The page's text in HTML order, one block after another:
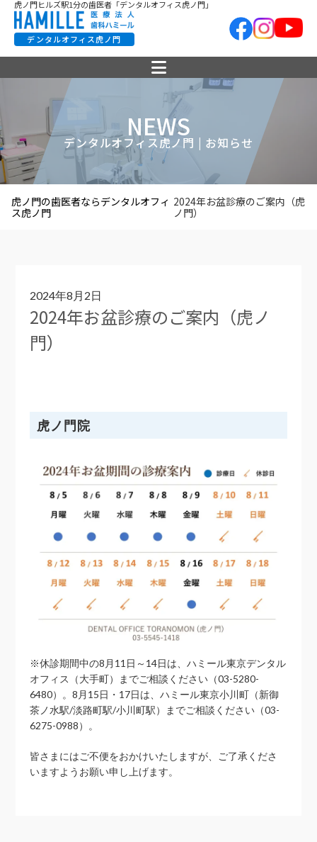
虎ノ門ヒルズ駅1分の歯医者「デンタルオフィス虎ノ門」
デンタルオフィス虎ノ門
NEWS
デンタルオフィス虎ノ門 | お知らせ
虎ノ門の歯医者ならデンタルオフィ
ス虎ノ門
2024年お盆診療のご案内（虎
ノ門）
2024年8月2日
2024年お盆診療のご案内（虎ノ
門）
虎ノ門院
※休診期間中の8月11日～14日は、ハミール東京デンタル
オフィス（大手町）までご相談ください（03-5280-
6480）。8月15日・17日は、ハミール東京小川町（新御
茶ノ水駅/淡路町駅/小川町駅）までご相談ください（03-
6275-0988）。
皆さまにはご不便をおかけいたしますが、ご了承くださ
いますようお願い申し上げます。